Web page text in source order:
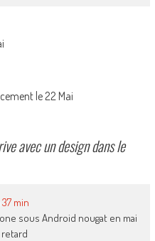
le 22 Mai
avec un design dans le
37 min
sous Android nougat en mai
retard